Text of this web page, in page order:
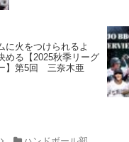
に火をつけられるよ
める【2025秋季リーグ
】第5回 三奈木亜